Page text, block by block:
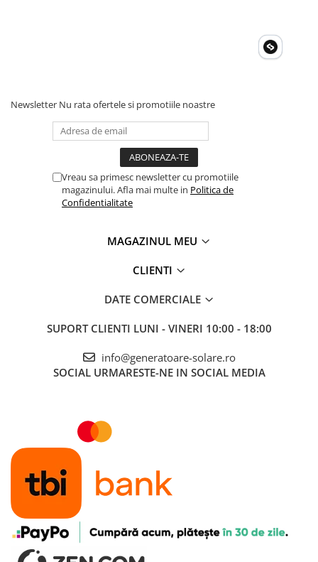
Newsletter Nu rata ofertele si promotiile noastre
Vreau sa primesc newsletter cu promotiile
magazinului. Afla mai multe in Politica de
Confidentialitate
MAGAZINUL MEU
CLIENTI
DATE COMERCIALE
SUPORT CLIENTI LUNI - VINERI 10:00 - 18:00
info@generatoare-solare.ro
SOCIAL URMARESTE-NE IN SOCIAL MEDIA